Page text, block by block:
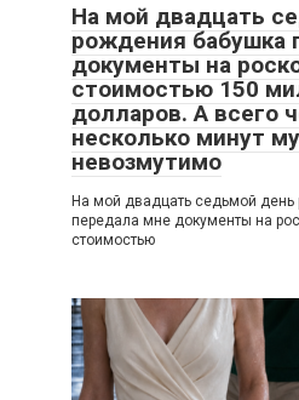
На мой двадцать
рождения бабушка
документы на
стоимостью 150
долларов. А всего
несколько минут
невозмутимо
На мой двадцать седьмой день
передала мне документы на
стоимостью